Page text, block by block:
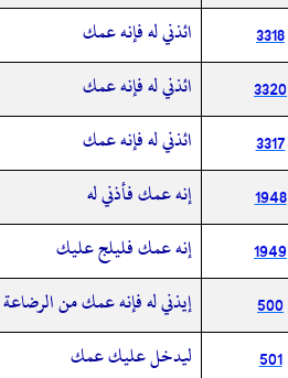
3318
ائذني له فإنه عمك
3320
ائذني له فإنه عمك
3317
ائذني له فإنه عمك
1948
إنه عمك فأذني له
1949
إنه عمك فليلج عليك
500
إيذني له فإنه عمك من الرضاعة
501
ليدخل عليك عمك